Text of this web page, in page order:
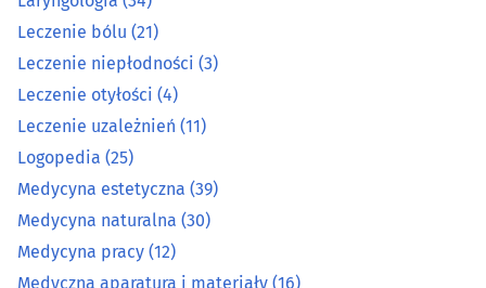
Leczenie bólu(21)
Leczenie niepłodności
Leczenie otyłości
Leczenie uzależnień (11)
Logopedia (25)
Leczenie bólu (21)
Leczenie niepłodności (3)
Leczenie otyłości (4)
Leczenie uzależnień (11)
Logopedia (25)
Medycyna estetyczna (39)
Medycyna naturalna (30)
Medycyna pracy (12)
Medyczna aparatura i materiały (16)